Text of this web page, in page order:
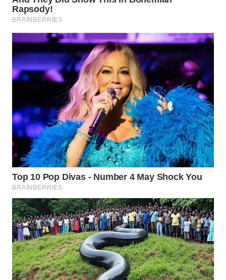
WN
NUSANTARA
WN
JOGJA
WN
BALI
WN
KALBAR
WN
KALTENG
WN
KALTARA
WN